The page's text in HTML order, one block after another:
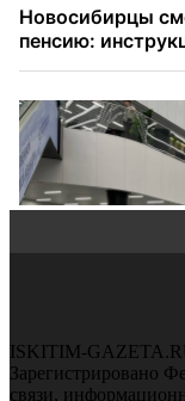
ISKITIM-
Зарегистрировано
связи,